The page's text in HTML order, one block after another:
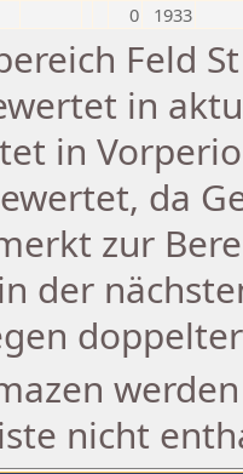
0 1933
Feld
in
in
da
zur
der
nicht